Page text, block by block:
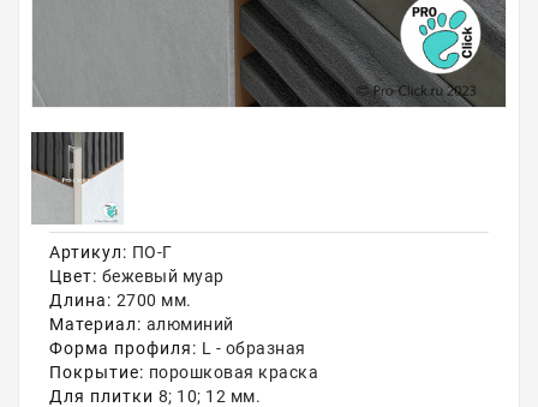
Акции
Артикул: ПО-Г
Цвет: бежевый муар
Длина: 2700 мм.
Материал: алюминий
Форма профиля: L - образная
Покрытие: порошковая краска
Для плитки 8; 10; 12 мм.